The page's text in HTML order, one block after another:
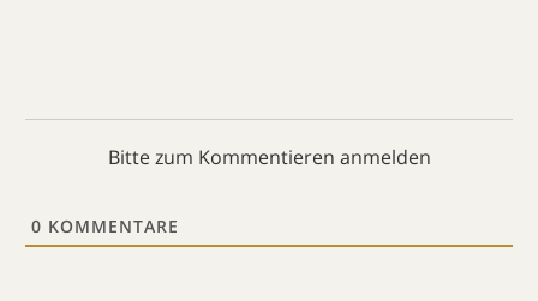
Bitte zum Kommentieren anmelden
0 KOMMENTARE